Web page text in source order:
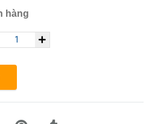
hàng